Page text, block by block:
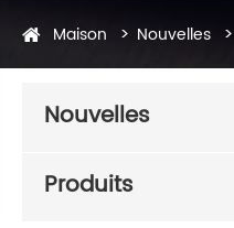
Maison Nouvelles
Nouvelles
Produits